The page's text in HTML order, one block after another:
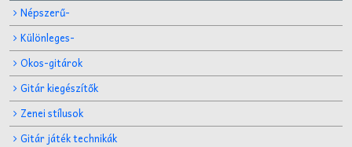
Népszerű-
Különleges-
Okos-gitárok
Gitár kiegészítők
Zenei stílusok
Gitár játék technikák